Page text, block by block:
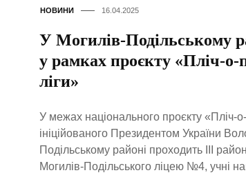
НОВИНИ 16.04.2025
У Могилів-Подільському
у рамках проєкту «Пліч-о-
ліги»
У межах національного проєкту «Пліч-о-
ініційованого Президентом України
Подільському районі проходить III
Могилів-Подільського ліцею №4, учні